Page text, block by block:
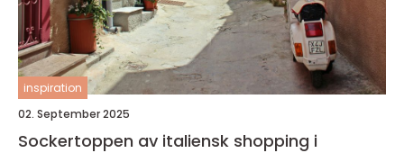
inspiration
02. September 2025
Sockertoppen av italiensk shopping i